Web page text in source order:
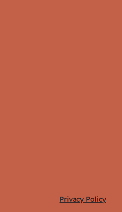
Privacy Policy